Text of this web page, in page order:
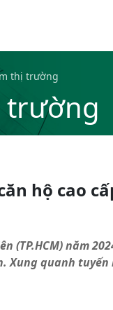
thị trường
trường
hộ cao
(TP.HCM) năm
quanh tuyến